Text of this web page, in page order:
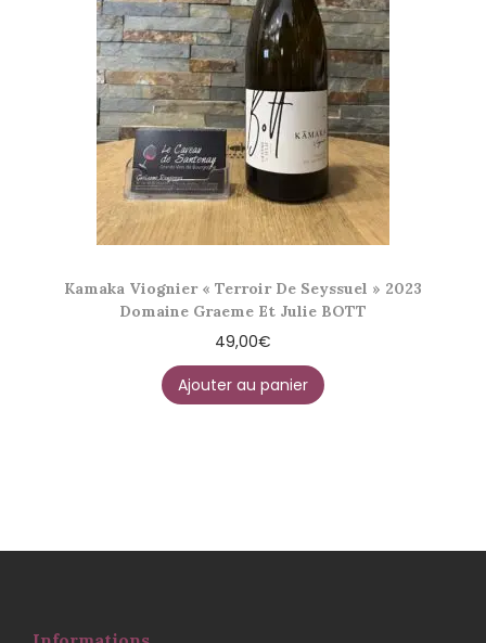
Kamaka Viognier « Terroir De Seyssuel » 2023
Domaine Graeme Et Julie BOTT
49,00€
Ajouter au panier